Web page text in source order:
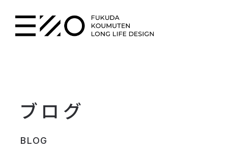
ブログ
BLOG